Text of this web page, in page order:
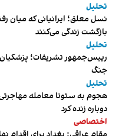
تحلیل
نسل معلق؛ ایرانیانی که میان
بازگشت زندگی می‌کنند
تحلیل
رییس‌جمهور تشریفات؛
جنگ
تحلیل
هجوم به سئوتا معامله مهاجرتی
دوباره زنده کرد
اختصاصی